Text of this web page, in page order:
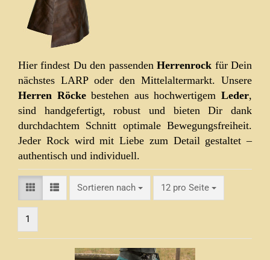
Hier findest Du den passendenHerrenrock für Dein
nächstes LARP oder den Mittelaltermarkt. Unsere
Herren Röckebestehen aus hochwertigemLeder,
sind handgefertigt, robust und bieten Dir dank
durchdachtem Schnitt optimale Bewegungsfreiheit.
Jeder Rock wird mit Liebe zum Detail gestaltet –
authentisch und individuell.
Sortieren nach
Sortieren nach 12 pro Seite
pro Seite
1